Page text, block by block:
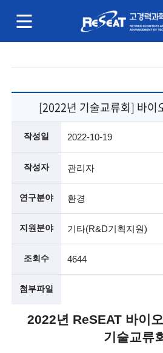
R
e
a
t
고
경
력
과
학
기
인
주
[2022년 기술교류회] 바이
작성일 2022-10-19
작성자 관리자
연구분야 환경
지원분야 기타(R&D기획지원)
조회수 4644
첨부파일
2022년 ReSEAT 바이
기술교류